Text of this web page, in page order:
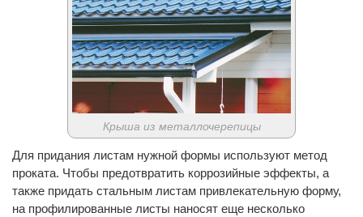
Крыша из металлочерепицы
Для придания листам нужной формы используют метод
проката. Чтобы предотвратить коррозийные эффекты, а
также придать стальным листам привлекательную форму,
на профилированные листы наносят еще несколько